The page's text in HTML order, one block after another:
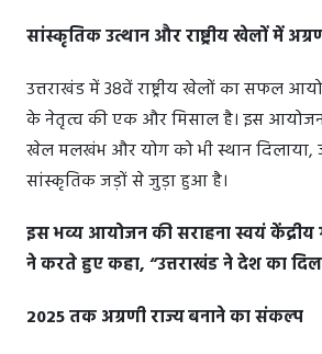
सांस्कृतिक उत्थान और राष्ट्रीय खेलों में
उत्तराखंड में 38वें राष्ट्रीय खेलों का सफल
के नेतृत्व की एक और मिसाल है। इस आयोजन
खेल मलखंभ और योग को भी स्थान दिलाया,
सांस्कृतिक जड़ों से जुड़ा हुआ है।
इस भव्य आयोजन की सराहना स्वयं केंद्रीय
ने करते हुए कहा, “उत्तराखंड ने देश का
2025 तक अग्रणी राज्य बनाने का संकल्प